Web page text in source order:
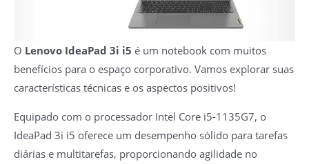
O Lenovo IdeaPad 3i i5 é um notebook com muitos
benefícios para o espaço corporativo. Vamos explorar suas
características técnicas e os aspectos positivos!
Equipado com o processador Intel Core i5-1135G7, o
IdeaPad 3i i5 oferece um desempenho sólido para tarefas
diárias e multitarefas, proporcionando agilidade no